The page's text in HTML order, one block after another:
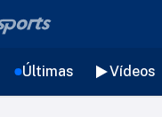
Últimas Vídeos